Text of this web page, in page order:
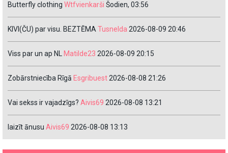
Butterfly clothing Wtfvienkarši Šodien, 03:56
KIVI(ČU) par visu. BEZTĒMATusnelda 2026-08-09 20:46
Viss par un ap NL Matilde23 2026-08-09 20:15
Zobārstniecība Rīgā Esgribuest2026-08-08 21:26
Vai sekss ir vajadzīgs? Aivis69 2026-08-08 13:21
laizīt ānusu Aivis69 2026-08-08 13:13